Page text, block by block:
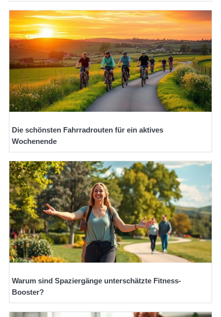
Die schönsten Fahrradrouten für ein aktives
Wochenende
Warum sind Spaziergänge unterschätzte Fitness-
Booster?